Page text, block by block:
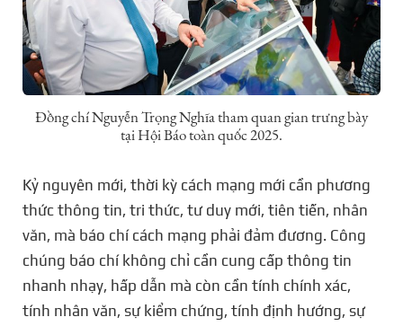
Đồng chí Nguyễn Trọng Nghĩa tham quan gian trưng bày
tại Hội Báo toàn quốc 2025.
Kỷ nguyên mới, thời kỳ cách mạng mới cần phương
thức thông tin, tri thức, tư duy mới, tiên tiến, nhân
văn, mà báo chí cách mạng phải đảm đương. Công
chúng báo chí không chỉ cần cung cấp thông tin
nhanh nhạy, hấp dẫn mà còn cần tính chính xác,
tính nhân văn, sự kiểm chứng, tính định hướng, sự